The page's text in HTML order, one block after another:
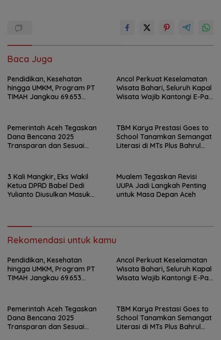
Baca Juga
Pendidikan, Kesehatan
hingga UMKM, Program PT
TIMAH Jangkau 69.653
Ancol Perkuat Keselamatan
Wisata Bahari, Seluruh Kapal
Wisata Wajib Kantongi E-Pas
Pemerintah Aceh Tegaskan
Dana Bencana 2025
Transparan dan Sesuai
TBM Karya Prestasi Goes to
School Tanamkan Semangat
Literasi di MTs Plus Bahrul
3 Kali Mangkir, Eks Wakil
Ketua DPRD Babel Dedi
Yulianto Diusulkan Masuk
Mualem Tegaskan Revisi
UUPA Jadi Langkah Penting
untuk Masa Depan Aceh
Rekomendasi untuk kamu
Pendidikan, Kesehatan
hingga UMKM, Program PT
TIMAH Jangkau 69.653
Ancol Perkuat Keselamatan
Wisata Bahari, Seluruh Kapal
Wisata Wajib Kantongi E-Pas
Pemerintah Aceh Tegaskan
Dana Bencana 2025
Transparan dan Sesuai
TBM Karya Prestasi Goes to
School Tanamkan Semangat
Literasi di MTs Plus Bahrul